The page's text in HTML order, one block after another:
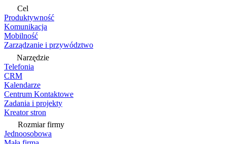
Cel
Produktywność
Komunikacja
Mobilność
Zarządzanie i przywództwo
Narzędzie
Telefonia
CRM
Kalendarze
Centrum Kontaktowe
Zadania i projekty
Kreator stron
Rozmiar firmy
Jednoosobowa